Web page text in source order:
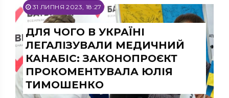
31 ЛИПНЯ 2023, 18:27
ДЛЯ ЧОГО В УКРАЇНІ
ЛЕГАЛІЗУВАЛИ МЕДИЧНИЙ
КАНАБІС: ЗАКОНОПРОЄКТ
ПРОКОМЕНТУВАЛА ЮЛІЯ
ТИМОШЕНКО